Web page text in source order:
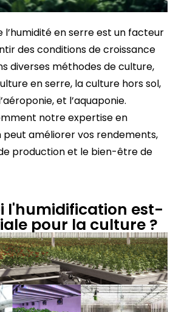
l’humidité en serre est un facteur
des conditions de croissance
diverses méthodes de culture,
en serre, la culture hors sol,
et l’aquaponie.
notre expertise en
peut améliorer vos rendements,
production et le bien-être de
l'humidification est-
pour la culture ?